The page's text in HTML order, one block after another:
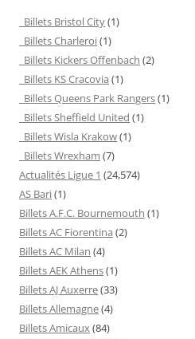
Billets Bristol City(1)
Billets Charleroi(1)
Billets Kickers Offenbach (2)
Billets KS Cracovia (1)
Billets Queens Park Rangers(1)
Billets Sheffield United (1)
Billets Wisla Krakow(1)
Billets Wrexham (7)
Actualités Ligue 1 (24,574)
AS Bari(1)
Billets A.F.C. Bournemouth (1)
Billets AC Fiorentina (2)
Billets AC Milan (4)
Billets AEK Athens(1)
Billets AJ Auxerre(33)
Billets Allemagne(4)
Billets Amicaux(84)